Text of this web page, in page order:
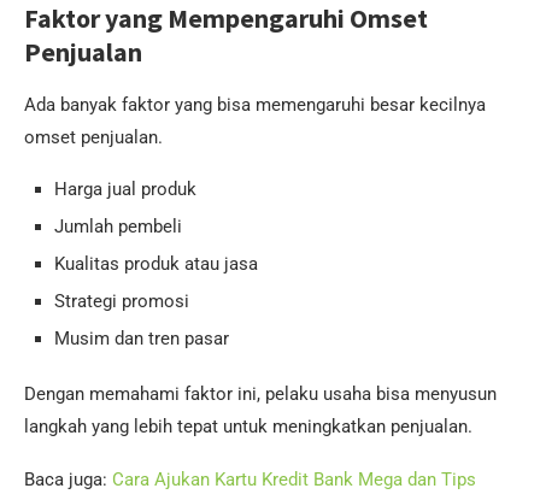
Faktor yang Mempengaruhi Omset
Penjualan
Ada banyak faktor yang bisa memengaruhi besar kecilnya
omset penjualan.
Harga jual produk
Jumlah pembeli
Kualitas produk atau jasa
Strategi promosi
Musim dan tren pasar
Dengan memahami faktor ini, pelaku usaha bisa menyusun
langkah yang lebih tepat untuk meningkatkan penjualan.
Baca juga: Cara Ajukan Kartu Kredit Bank Mega dan Tips